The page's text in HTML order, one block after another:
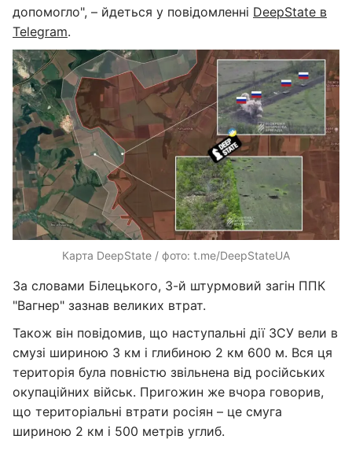
допомогло", – йдеться у повідомленні DeepState в
Telegram.
Карта DeepState / фото: t.me/DeepStateUA
За словами Білецького, 3-й штурмовий загін ППК
"Вагнер" зазнав великих втрат.
Також він повідомив, що наступальні дії ЗСУ вели в
смузі шириною 3 км і глибиною 2 км 600 м. Вся ця
територія була повністю звільнена від російських
окупаційних військ. Пригожин же вчора говорив,
що територіальні втрати росіян – це смуга
шириною 2 км і 500 метрів углиб.